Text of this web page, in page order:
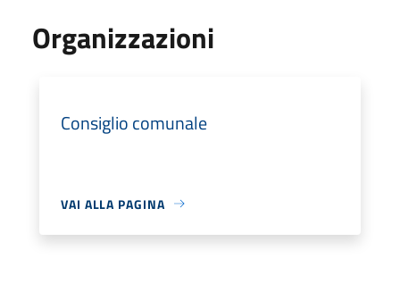
Organizzazioni
Consiglio comunale
VAI ALLA PAGINA